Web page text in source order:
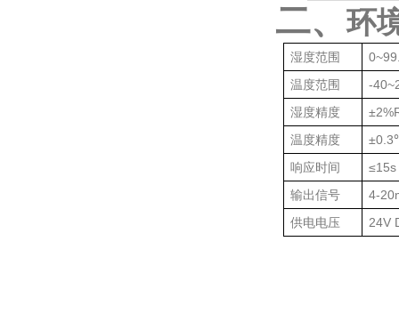
二、环
湿度范围
温度范围
-
湿度精度
±
温度精度
±0.3
响应时间
≤15s
输出信号
4-
供电电压
24V